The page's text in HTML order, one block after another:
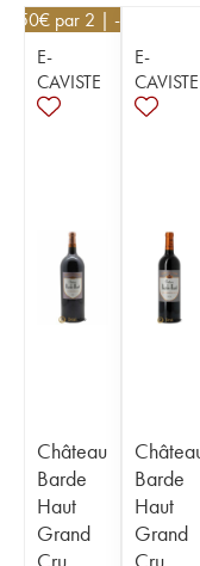
€ par 2 | -10%
E-
CAVISTE
Château
Barde
Haut
Grand
Cru
E-
CAVISTE
Barde
Haut
Grand
Cru